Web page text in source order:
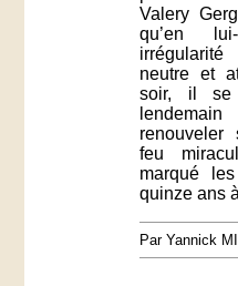
Valery
qu’en
neutre et
soir, il se
feu
marqué
quinze ans
Par Yannick